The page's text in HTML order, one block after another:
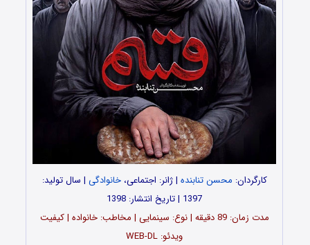
کارگردان: محسن تنابنده | ژانر: اجتماعی،خانوادگی | سال تولید:
1397 | تاریخ انتشار: 1398
مدت زمان: 89 دقیقه | نوع: سینمایی | مخاطب: خانواده | کیفیت
ویدئو: WEB-DL